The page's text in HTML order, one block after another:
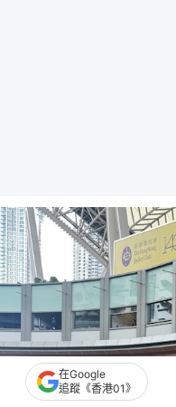
在Google
追蹤《香港01》